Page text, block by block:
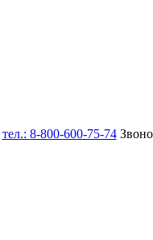
тел.: 8-800-600-75-74